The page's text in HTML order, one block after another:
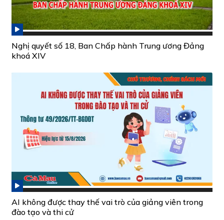
Nghị quyết số 18, Ban Chấp hành Trung ương Đảng
khoá XIV
AI không được thay thế vai trò của giảng viên trong
đào tạo và thi cử